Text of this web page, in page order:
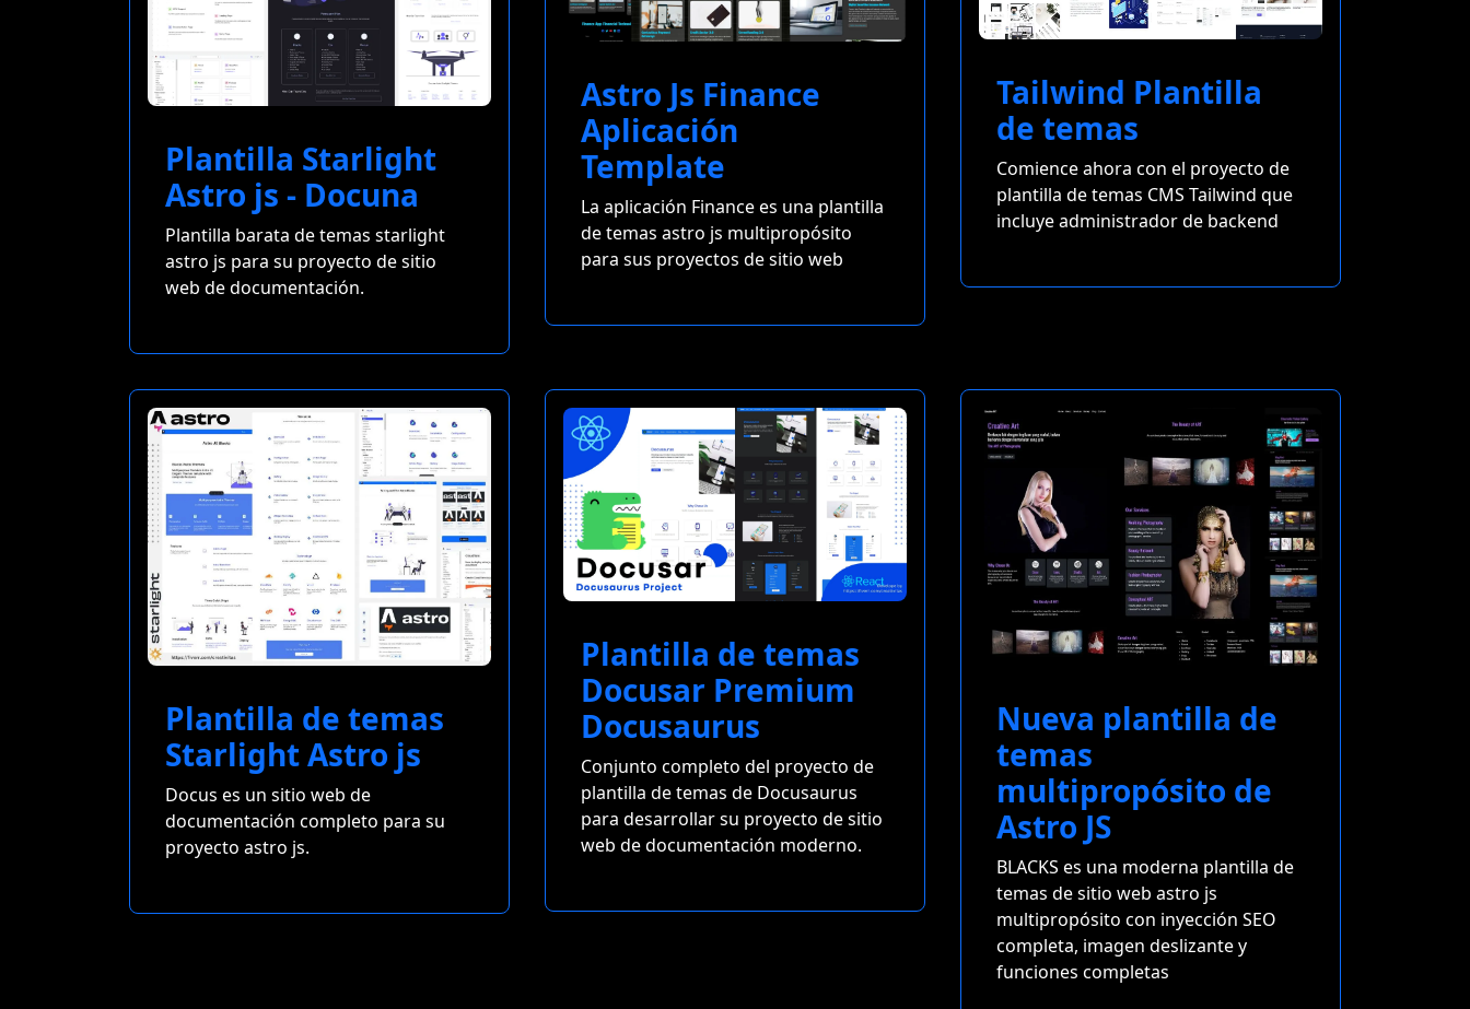
Plantilla Starlight
Astro js - Docuna
Plantilla barata de temas starlight
astro js para su proyecto de sitio
web de documentación.
Astro Js Finance
Aplicación
Template
La aplicación Finance es una plantilla
de temas astro js multipropósito
para sus proyectos de sitio web
Tailwind Plantilla
de temas
Comience ahora con el proyecto de
plantilla de temas CMS Tailwind que
incluye administrador de backend
Plantilla de temas
Starlight Astro js
Docus es un sitio web de
documentación completo para su
proyecto astro js.
Plantilla de temas
Docusar Premium
Docusaurus
Conjunto completo del proyecto de
plantilla de temas de Docusaurus
para desarrollar su proyecto de sitio
web de documentación moderno.
Nueva plantilla de
temas
multipropósito de
Astro JS
BLACKS es una moderna plantilla de
temas de sitio web astro js
multipropósito con inyección SEO
completa, imagen deslizante y
funciones completas